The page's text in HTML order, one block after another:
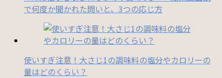
で何度か聞かれた問いと、3つの応じ方
使いすぎ注意！大さじ1の調味料の塩分やカロリーの
量はどのくらい？